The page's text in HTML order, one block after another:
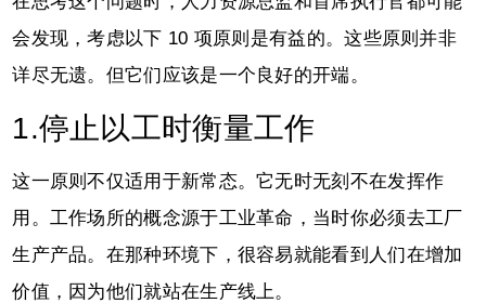
会发现，考虑以下 10 项原则是有益的。这些原则并非
详尽无遗。但它们应该是一个良好的开端。
1.停止以工时衡量工作
这一原则不仅适用于新常态。它无时无刻不在发挥作
用。工作场所的概念源于工业革命，当时你必须去工厂
生产产品。在那种环境下，很容易就能看到人们在增加
价值，因为他们就站在生产线上。